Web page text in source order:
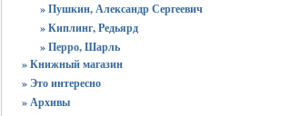
» Пушкин, Александр Сергеевич
» Киплинг, Редьярд
» Перро, Шарль
» Книжный магазин
» Это интересно
» Архивы